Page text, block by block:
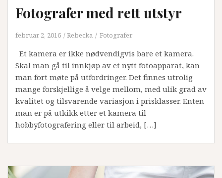
Fotografer med rett utstyr
februar 2, 2016 Rebecka Fotografer
Et kamera er ikke nødvendigvis bare et kamera.
Skal man gå til innkjøp av et nytt fotoapparat, kan
man fort møte på utfordringer. Det finnes utrolig
mange forskjellige å velge mellom, med ulik grad av
kvalitet og tilsvarende variasjon i prisklasser. Enten
man er på utkikk etter et kamera til
hobbyfotografering eller til arbeid, […]